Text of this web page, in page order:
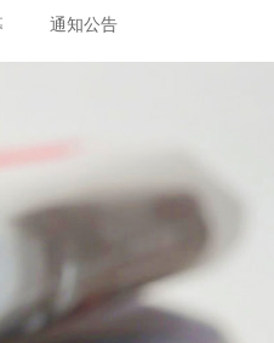
通知公告